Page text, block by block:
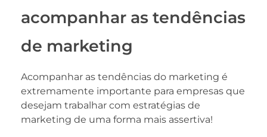
acompanhar as tendências
de marketing
Acompanhar as tendências do marketing é
extremamente importante para empresas que
desejam trabalhar com estratégias de
marketing de uma forma mais assertiva!